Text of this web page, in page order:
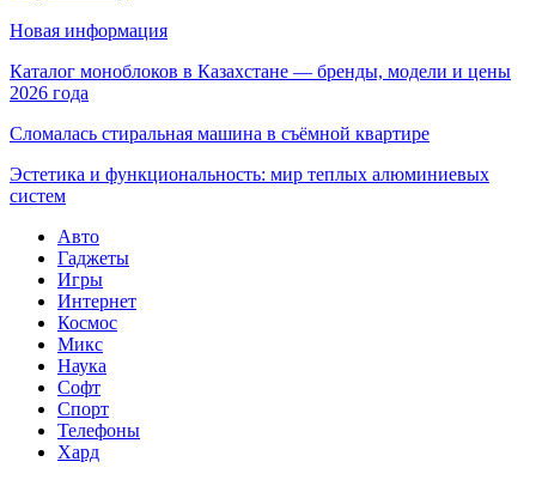
Новая информация
Каталог моноблоков в Казахстане — бренды, модели и цены
2026 года
Сломалась стиральная машина в съёмной квартире
Эстетика и функциональность: мир теплых алюминиевых
систем
Авто
Гаджеты
Игры
Интернет
Космос
Микс
Наука
Софт
Спорт
Телефоны
Хард